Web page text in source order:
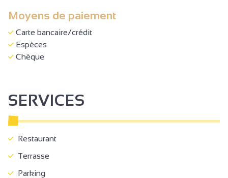
Moyens de paiement
Carte bancaire/crédit
Espèces
Chèque
SERVICES
Restaurant
Terrasse
Parking